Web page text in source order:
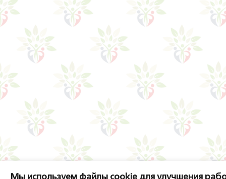
Мы используем файлы cookie для улучшения